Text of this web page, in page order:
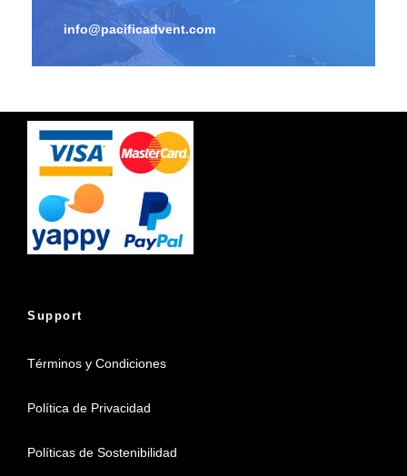
info@pacificadvent.com
Support
Términos y Condiciones
Política de Privacidad
Políticas de Sostenibilidad